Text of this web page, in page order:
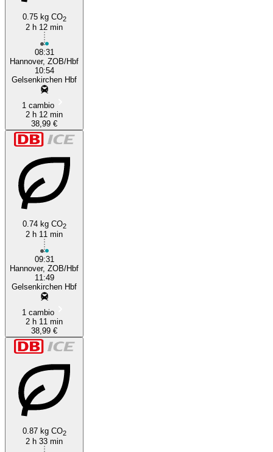
0.75 kg CO2
2 h 12 min
08:31
Hannover, ZOB/Hbf
10:54
Gelsenkirchen Hbf
1 cambio
2 h 12 min
38,99 €
0.74 kg CO2
2 h 11 min
09:31
Hannover, ZOB/Hbf
11:49
Gelsenkirchen Hbf
1 cambio
2 h 11 min
38,99 €
0.87 kg CO2
2 h 33 min